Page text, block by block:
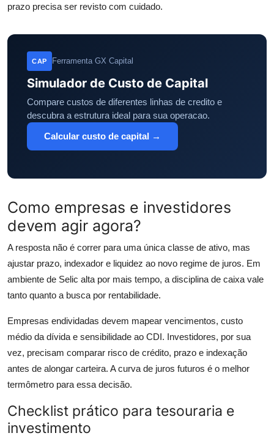
prazo precisa ser revisto com cuidado.
CAP Ferramenta GX Capital
Simulador de Custo de Capital
Compare custos de diferentes linhas de credito e
descubra a estrutura ideal para sua operacao.
Calcular custo de capital →
Como empresas e investidores
devem agir agora?
A resposta não é correr para uma única classe de ativo, mas
ajustar prazo, indexador e liquidez ao novo regime de juros. Em
ambiente de Selic alta por mais tempo, a disciplina de caixa vale
tanto quanto a busca por rentabilidade.
Empresas endividadas devem mapear vencimentos, custo
médio da dívida e sensibilidade ao CDI. Investidores, por sua
vez, precisam comparar risco de crédito, prazo e indexação
antes de alongar carteira. A curva de juros futuros é o melhor
termômetro para essa decisão.
Checklist prático para tesouraria e
investimento